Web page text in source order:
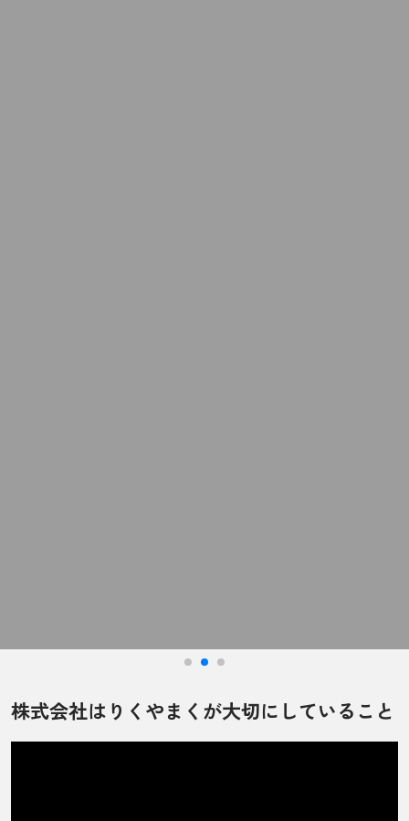
株式会社はりくやまくが大切にしていること